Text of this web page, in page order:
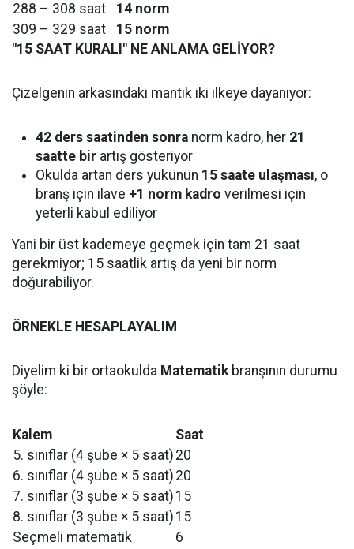
288 – 308 saat
14 norm
309 – 329 saat
15 norm
"15 SAAT KURALI" NE ANLAMA GELİYOR?
Çizelgenin arkasındaki mantık iki ilkeye dayanıyor:
42 ders saatinden sonra norm kadro, her 21
saatte bir artış gösteriyor
Okulda artan ders yükünün 15 saate ulaşması, o
branş için ilave +1 norm kadro verilmesi için
yeterli kabul ediliyor
Yani bir üst kademeye geçmek için tam 21 saat
gerekmiyor; 15 saatlik artış da yeni bir norm
doğurabiliyor.
ÖRNEKLE HESAPLAYALIM
Diyelim ki bir ortaokulda Matematikbranşının durumu
şöyle:
Kalem
Saat
5. sınıflar (4 şube × 5 saat) 20
6. sınıflar (4 şube × 5 saat) 20
7. sınıflar (3 şube × 5 saat) 15
8. sınıflar (3 şube × 5 saat) 15
Seçmeli matematik
6